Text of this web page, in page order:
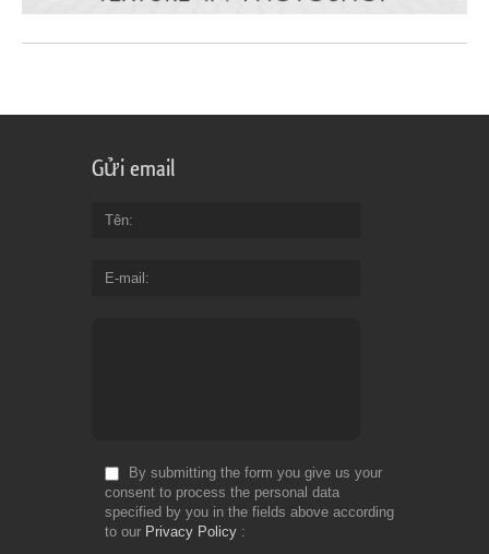
Gửi email
Tên
E-mail
By submitting the form you give us your
consent to process the personal data
specified by you in the fields above according
to our Privacy Policy